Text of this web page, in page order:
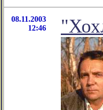
08.11.2003
12:46